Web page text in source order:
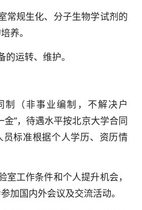
常规生化、分子生物学试剂的
养。
运转、维护。
制（非事业编制，不解决户
金”，待遇水平按北京大学合同
标准根据个人学历、资历情
室工作条件和个人提升机会，
加国内外会议及交流活动。